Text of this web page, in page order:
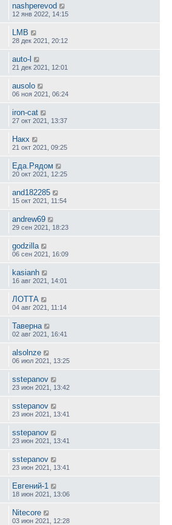
nashperevod
12 янв 2022, 14:15
LMB
28 дек 2021, 20:12
auto-l
21 дек 2021, 12:01
ausolo
06 ноя 2021, 06:24
iron-cat
27 окт 2021, 13:37
Накх
21 окт 2021, 09:25
Еда.Рядом
20 окт 2021, 12:25
and182285
15 окт 2021, 11:54
andrew69
29 сен 2021, 18:23
godzilla
06 сен 2021, 16:09
kasianh
16 авг 2021, 14:01
ЛОТТА
04 авг 2021, 11:14
Таверна
02 авг 2021, 16:41
alsolnze
06 июл 2021, 13:25
sstepanov
23 июн 2021, 13:42
sstepanov
23 июн 2021, 13:41
sstepanov
23 июн 2021, 13:41
sstepanov
23 июн 2021, 13:41
Евгений-1
18 июн 2021, 13:06
Nitecore
03 июн 2021, 12:28